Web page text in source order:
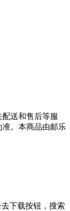
送和售后等服
。本商品由邮乐
下载按钮，搜索